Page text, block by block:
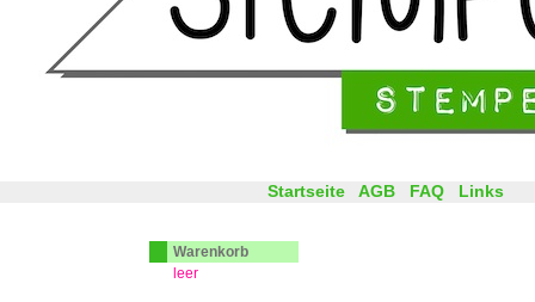
Startseite AGB FAQ Links
Warenkorb
leer